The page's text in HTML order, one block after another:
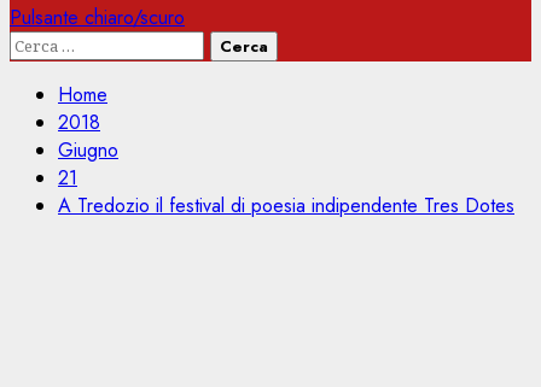
Pulsante chiaro/scuro
Ricerca
Home
2018
Giugno
21
A Tredozio il festival di poesia indipendente Tres Dotes